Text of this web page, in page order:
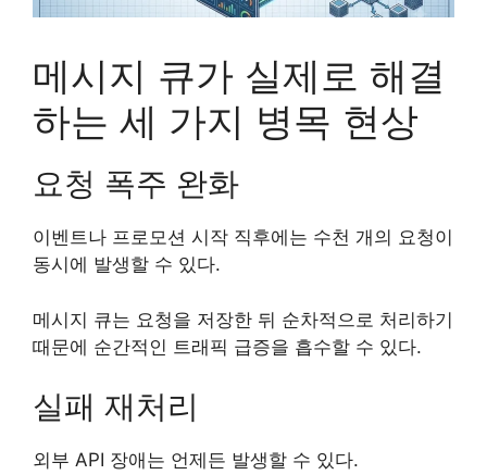
메시지 큐가 실제로 해결
하는 세 가지 병목 현상
요청 폭주 완화
이벤트나 프로모션 시작 직후에는 수천 개의 요청이
동시에 발생할 수 있다.
메시지 큐는 요청을 저장한 뒤 순차적으로 처리하기
때문에 순간적인 트래픽 급증을 흡수할 수 있다.
실패 재처리
외부 API 장애는 언제든 발생할 수 있다.